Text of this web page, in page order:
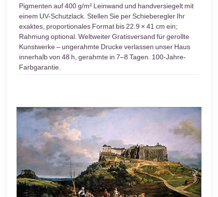
Pigmenten auf 400 g/m² Leinwand und handversiegelt mit
einem UV-Schutzlack. Stellen Sie per Schieberegler Ihr
exaktes, proportionales Format bis 22.9 × 41 cm ein;
Rahmung optional. Weltweiter Gratisversand für gerollte
Kunstwerke – ungerahmte Drucke verlassen unser Haus
innerhalb von 48 h, gerahmte in 7–8 Tagen. 100-Jahre-
Farbgarantie.